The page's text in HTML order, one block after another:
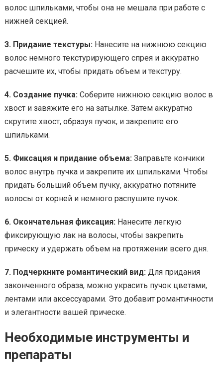
волос шпильками, чтобы она не мешала при работе с
нижней секцией.
3. Придание текстуры:Нанесите на нижнюю секцию
волос немного текстурирующего спрея и аккуратно
расчешите их, чтобы придать объем и текстуру.
4. Создание пучка:Соберите нижнюю секцию волос в
хвост и завяжите его на затылке. Затем аккуратно
скрутите хвост, образуя пучок, и закрепите его
шпильками.
5. Фиксация и придание объема:Заправьте кончики
волос внутрь пучка и закрепите их шпильками. Чтобы
придать больший объем пучку, аккуратно потяните
волосы от корней и немного распушите пучок.
6. Окончательная фиксация:Нанесите легкую
фиксирующую лак на волосы, чтобы закрепить
прическу и удержать объем на протяжении всего дня.
7. Подчеркните романтический вид:Для придания
законченного образа, можно украсить пучок цветами,
лентами или аксессуарами. Это добавит романтичности
и элегантности вашей прическе.
Необходимые инструменты и
препараты